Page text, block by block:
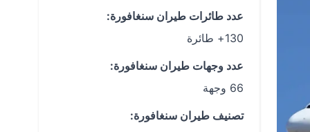
عدد طائرات طيران سنغافورة:
130+ طائرة
عدد وجهات طيران سنغافورة:
66 وجهة
تصنيف طيران سنغافورة: